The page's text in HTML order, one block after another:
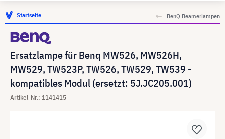
Startseite BenQ Beamerlampen
Ersatzlampe für Benq MW526, MW526H,
MW529, TW523P, TW526, TW529, TW539 -
kompatibles Modul (ersetzt: 5J.JC205.001)
Artikel-Nr.: 1141415